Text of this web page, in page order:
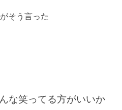
そう言った
な笑ってる方がいいか